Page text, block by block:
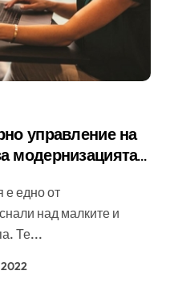
управление на
модернизацията
над малките и
Те...